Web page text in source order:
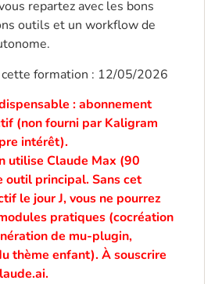
repartez avec les bons
outils et un workflow de
formation : 12/05/2026
: abonnement
(non fourni par Kaligram
intérêt).
utilise Claude Max (90
outil principal. Sans cet
le jour J, vous ne pourrez
pratiques (cocréation
de mu-plugin,
thème enfant). À souscrire